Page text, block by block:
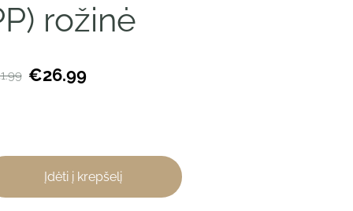
rožinė
€26.99
Įdėti į krepšelį